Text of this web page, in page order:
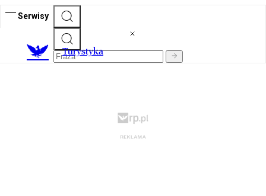
Serwisy
Turystyka